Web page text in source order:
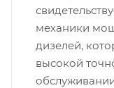
механики
дизелей,
высокой